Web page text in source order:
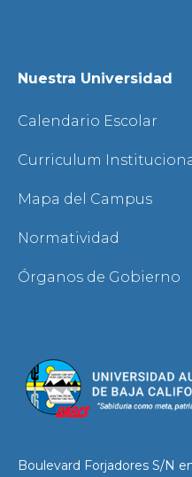
Nuestra Universidad
Calendario Escolar
Curriculum
Mapa del Campus
Normatividad
Órganos de Gobierno
Boulevard Forjadores S/N